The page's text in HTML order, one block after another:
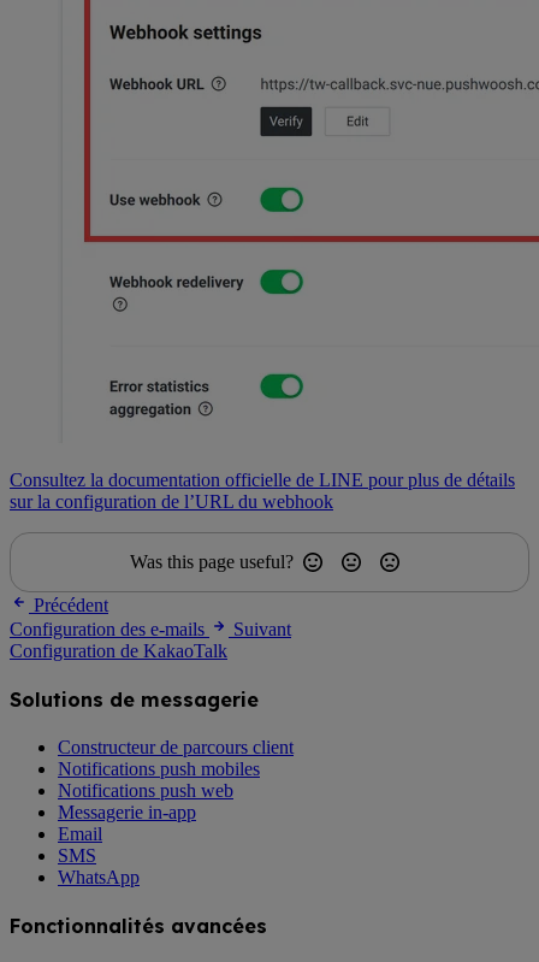
Consultez la documentation officielle de LINE pour plus de détails
sur la configuration de l’URL du webhook
Was this page useful?
Précédent
Configuration des e-mails
Suivant
Configuration de KakaoTalk
Solutions de messagerie
Constructeur de parcours client
Notifications push mobiles
Notifications push web
Messagerie in-app
Email
SMS
WhatsApp
Fonctionnalités avancées